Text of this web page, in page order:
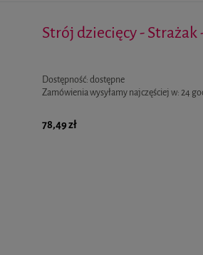
Strój dziecięcy - Strażak
Dostępność:dostępne
Zamówienia wysyłamy najczęściej w:24
78,49 zł